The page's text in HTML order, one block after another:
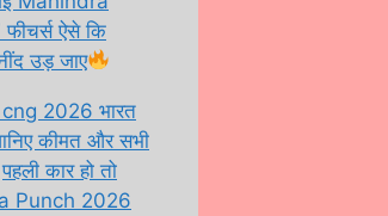
ऐसे कि
उड़ जाए
2026 भारत
कीमत और सभी
पहली कार हो तो
Punch 2026